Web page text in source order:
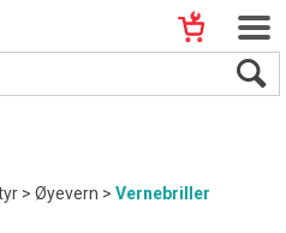
>Øyevern>Vernebriller